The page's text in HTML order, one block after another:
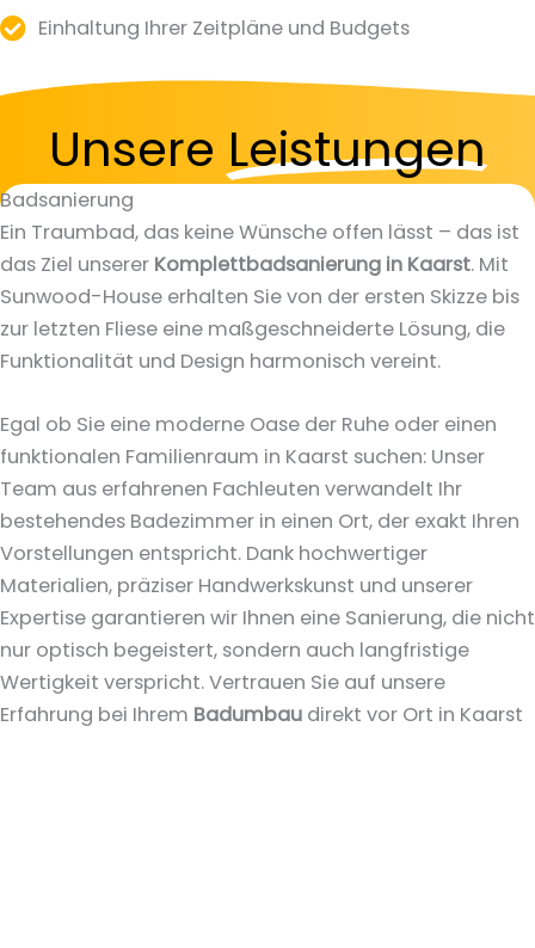
Einhaltung Ihrer Zeitpläne und Budgets
Unsere Leistungen
Badsanierung
Ein Traumbad, das keine Wünsche offen lässt – das ist
das Ziel unserer Komplettbadsanierung in Kaarst. Mit
Sunwood-House erhalten Sie von der ersten Skizze bis
zur letzten Fliese eine maßgeschneiderte Lösung, die
Funktionalität und Design harmonisch vereint.
Egal ob Sie eine moderne Oase der Ruhe oder einen
funktionalen Familienraum in Kaarst suchen: Unser
Team aus erfahrenen Fachleuten verwandelt Ihr
bestehendes Badezimmer in einen Ort, der exakt Ihren
Vorstellungen entspricht. Dank hochwertiger
Materialien, präziser Handwerkskunst und unserer
Expertise garantieren wir Ihnen eine Sanierung, die nicht
nur optisch begeistert, sondern auch langfristige
Wertigkeit verspricht. Vertrauen Sie auf unsere
Erfahrung bei Ihrem Badumbau direkt vor Ort in Kaarst